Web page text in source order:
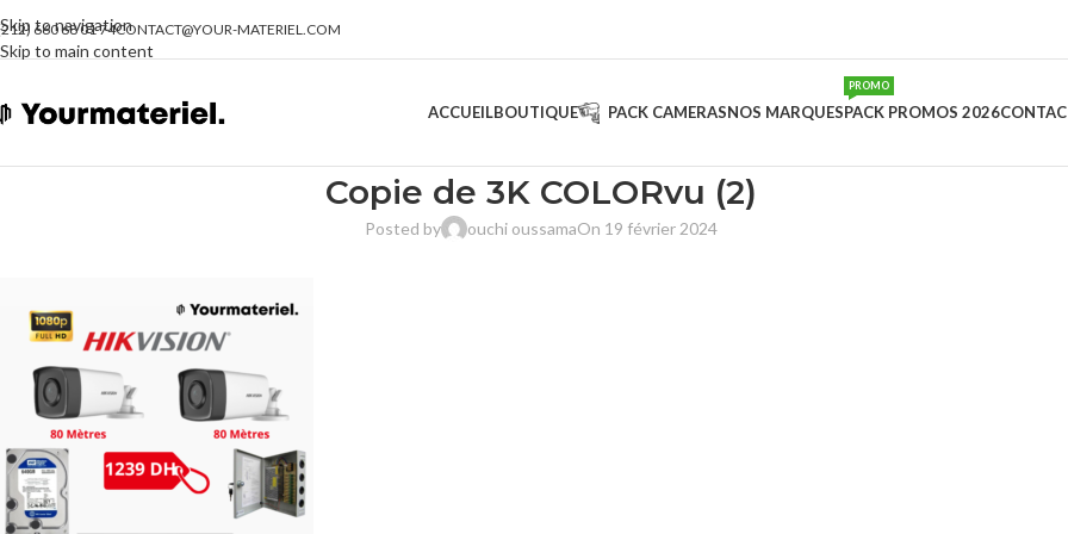
Skip to navigation
Skip to main content
660 68 01 74CONTACT@YOUR-MATERIEL.COM
ACCUEILBOUTIQUE PACK CAMERASNOS MARQUESPACK PROMOS 2026
PROMO
Copie de 3K COLORvu (2)
Posted by ouchi oussamaOn 19 février 2024